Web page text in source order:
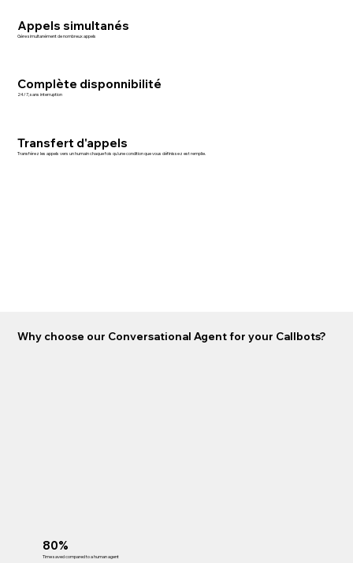
Appels simultanés
Gère simultanément de nombreux appels
Complète disponnibilité
24/7, sans interruption
Transfert d'appels
Transférez les appels vers un humain chaque fois qu'une condition que vous définissez est remplie.
Why choose our Conversational Agent for your Callbots?
80%
Time saved compared to a human agent